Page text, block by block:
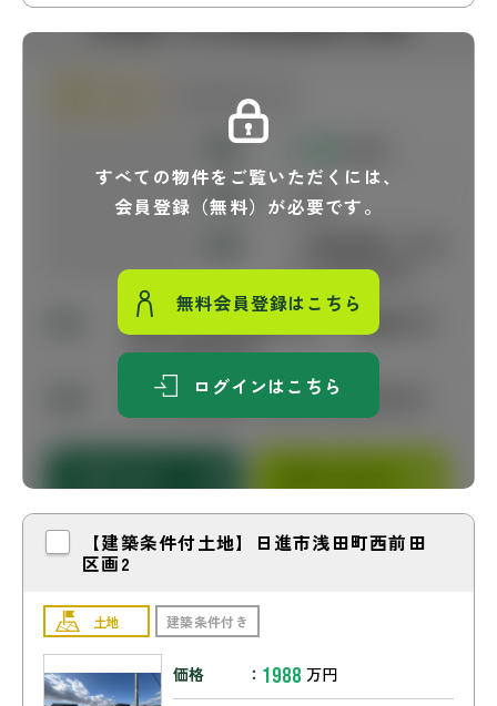
すべての物件をご覧いただくには、
会員登録（無料）が必要です。
無料会員登録はこちら
ログインはこちら
【建築条件付土地】日進市浅田町西前田
区画2
土地 建築条件付き
価格 1988 万円